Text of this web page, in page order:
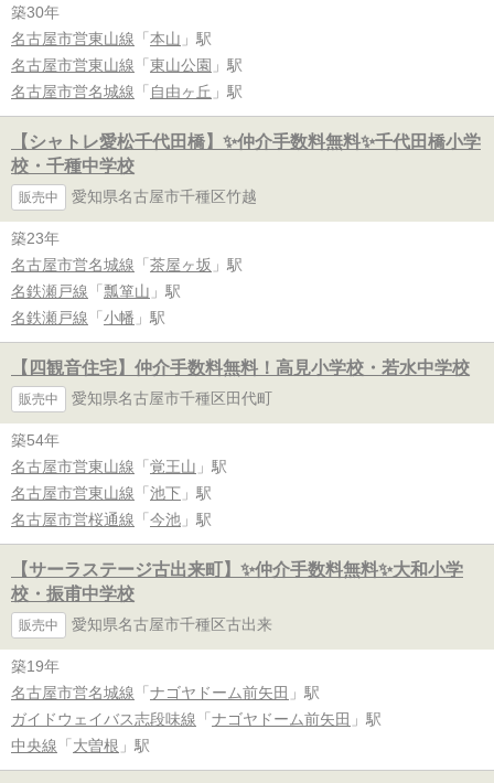
築30年
名古屋市営東山線 「 本山 」駅
名古屋市営東山線 「 東山公園 」駅
名古屋市営名城線 「 自由ヶ丘 」駅
【シャトレ愛松千代田橋】✨️仲介手数料無料✨️千代田橋小学
校・千種中学校
販売中 愛知県名古屋市千種区竹越
築23年
名古屋市営名城線 「 茶屋ヶ坂 」駅
名鉄瀬戸線 「 瓢箪山 」駅
名鉄瀬戸線 「 小幡 」駅
【四観音住宅】仲介手数料無料！高見小学校・若水中学校
販売中 愛知県名古屋市千種区田代町
築54年
名古屋市営東山線 「 覚王山 」駅
名古屋市営東山線 「 池下 」駅
名古屋市営桜通線 「 今池 」駅
【サーラステージ古出来町】✨️仲介手数料無料✨️大和小学
校・振甫中学校
販売中 愛知県名古屋市千種区古出来
築19年
名古屋市営名城線 「 ナゴヤドーム前矢田 」駅
ガイドウェイバス志段味線 「 ナゴヤドーム前矢田 」駅
中央線 「 大曽根 」駅